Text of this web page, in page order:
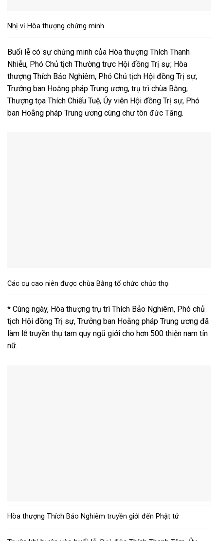
Nhị vị Hòa thượng chứng minh
Buổi lễ có sự chứng minh của Hòa thượng Thích Thanh
Nhiễu, Phó Chủ tịch Thường trực Hội đồng Trị sự; Hòa
thượng Thích Bảo Nghiêm, Phó Chủ tịch Hội đồng Trị sự,
Trưởng ban Hoằng pháp Trung ương, trụ trì chùa Bằng;
Thượng tọa Thích Chiếu Tuệ, Ủy viên Hội đồng Trị sự, Phó
ban Hoằng pháp Trung ương cùng chư tôn đức Tăng.
Các cụ cao niên được chùa Bằng tổ chức chúc thọ
* Cùng ngày, Hòa thượng trụ trì Thích Bảo Nghiêm, Phó chủ
tịch Hội đồng Trị sự, Trưởng ban Hoằng pháp Trung ương đã
làm lễ truyền thụ tam quy ngũ giới cho hơn 500 thiện nam tín
nữ.
Hòa thượng Thích Bảo Nghiêm truyền giới đến Phật tử